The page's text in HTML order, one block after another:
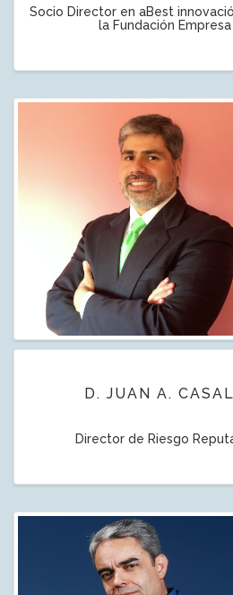
Socio Director en aBest
la Fundación
D. JUAN A.
Director de Riesgo